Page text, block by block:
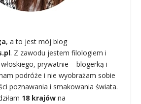
, a to jest mój blog
. Z zawodu jestem filologiem i
prywatnie – blogerką i
podróże i nie wyobrażam sobie
poznawania i smakowania świata.
18 krajów na